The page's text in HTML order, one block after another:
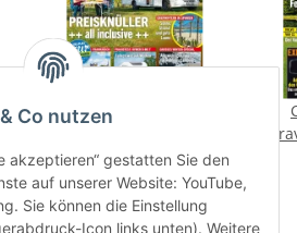
Reisemobil International
4,50 €*
Co nutzen
akzeptieren“ gestatten Sie den
auf unserer Website: YouTube,
Sie können die Einstellung
Icon links unten). Weitere